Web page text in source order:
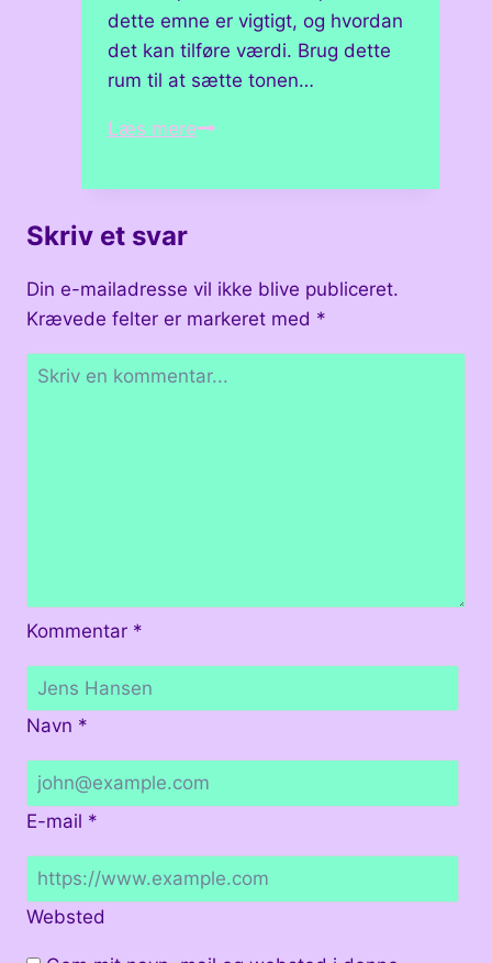
dette emne er vigtigt, og hvordan
det kan tilføre værdi. Brug dette
rum til at sætte tonen…
Læs mereHvordan
finder
Skriv et svar
Din e-mailadresse vil ikke blive publiceret.
Krævede felter er markeret med *
Kommentar *
Navn *
E-mail *
Websted